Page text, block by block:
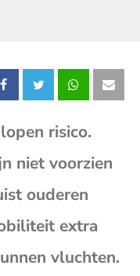
Deel
dit
bericht
op
Facebook
Deel
dit
op
X
Deel
dit
bericht
op
E-
risico.
niet voorzien
ouderen
extra
vluchten.